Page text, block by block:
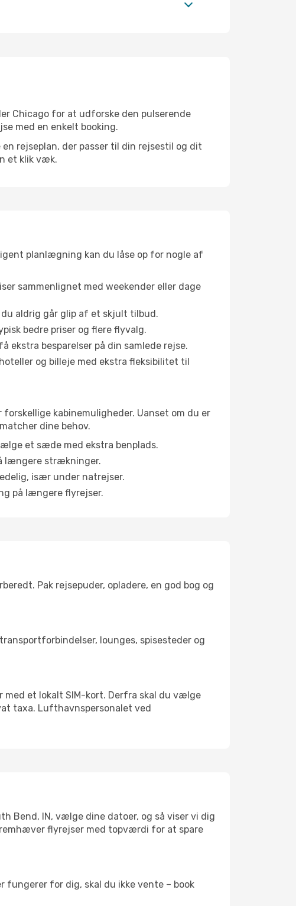
Chicago for at udforske den pulserende
med en enkelt booking.
rejseplan, der passer til din rejsestil og dit
et klik væk.
planlægning kan du låse op for nogle af
sammenlignet med weekender eller dage
du aldrig går glip af et skjult tilbud.
bedre priser og flere flyvalg.
ekstra besparelser på din samlede rejse.
og billeje med ekstra fleksibilitet til
kabinemuligheder. Uanset om du er
dine behov.
et sæde med ekstra benplads.
længere strækninger.
især under natrejser.
på længere flyrejser.
Pak rejsepuder, opladere, en god bog og
lounges, spisesteder og
med et lokalt SIM-kort. Derfra skal du vælge
taxa. Lufthavnspersonalet ved
Bend, IN, vælge dine datoer, og så viser vi dig
flyrejser med topværdi for at spare
for dig, skal du ikke vente – book